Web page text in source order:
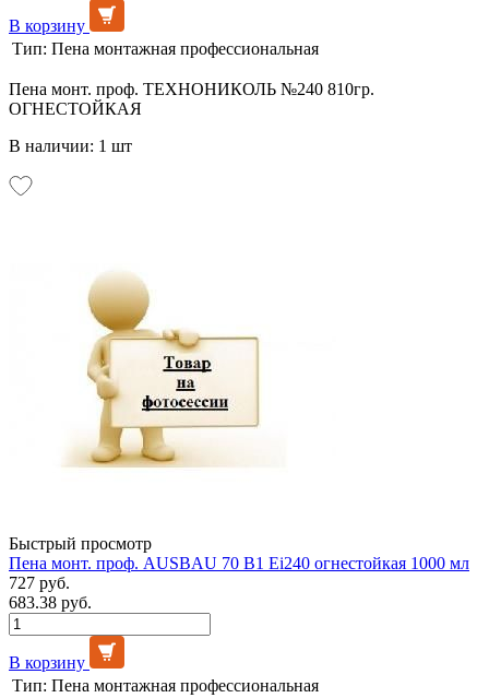
В корзину
Тип: Пена монтажная профессиональная
Пена монт. проф. ТЕХНОНИКОЛЬ №240 810гр.
ОГНЕСТОЙКАЯ
В наличии: 1 шт
Быстрый просмотр
Пена монт. проф. AUSBAU 70 B1 Ei240 огнестойкая 1000 мл
727 руб.
683.38 руб.
В корзину
Тип: Пена монтажная профессиональная